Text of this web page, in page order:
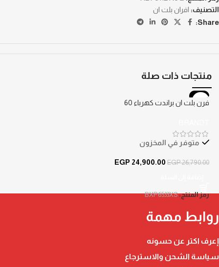
التصنيف: افران بلت ان
Share:
منتجات ذات صلة
-7%
فرن بلت ان براندت كهرباء 60
متوفر في المخزون
EGP26,790.00
EGP 24,900.00
رمز المنتج:BXP6533XS
روابط مهمة
إعرف اكتر عن حسونه
سياسة الشحن والاسترجاع